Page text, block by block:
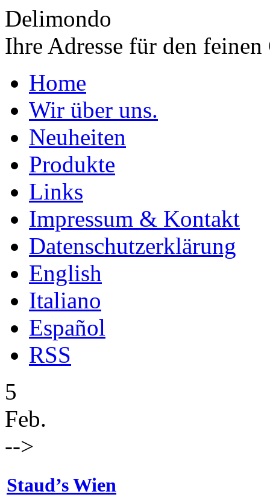
Delimondo
Ihre Adresse für den feinen
Home
Wir über uns.
Neuheiten
Produkte
Links
Impressum & Kontakt
Datenschutzerklärung
English
Italiano
Español
RSS
5
Feb.
-->
Staud’s Wien